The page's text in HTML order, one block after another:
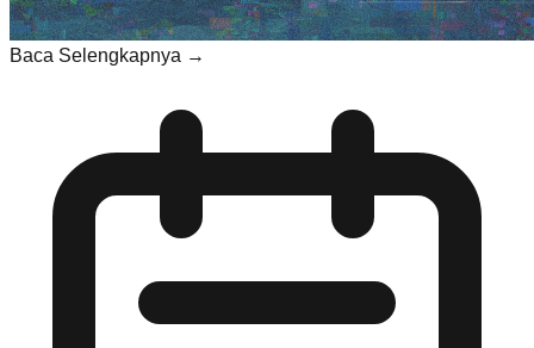
Baca Selengkapnya →